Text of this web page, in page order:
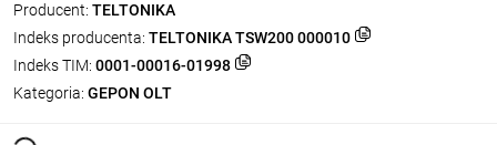
Producent: TELTONIKA
Indeks producenta: TELTONIKA TSW200 000010
Indeks TIM: 0001-00016-01998
Kategoria: GEPON OLT